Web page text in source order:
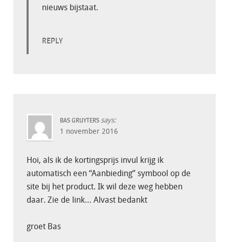
nieuws bijstaat.
REPLY
BAS GRUYTERS says:
1 november 2016
Hoi, als ik de kortingsprijs invul krijg ik
automatisch een “Aanbieding” symbool op de
site bij het product. Ik wil deze weg hebben
daar. Zie de link… Alvast bedankt
groet Bas